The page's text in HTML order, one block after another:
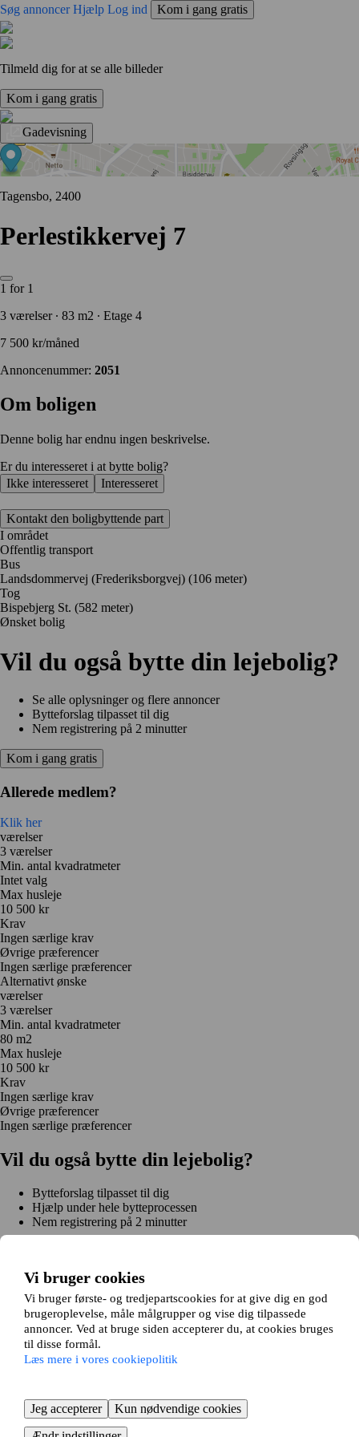
Søg annoncerHjælp Log ind Kom i gang gratis
Tilmeld dig for at se alle billeder
Kom i gang gratis
Gadevisning
Tagensbo, 2400
Perlestikkervej 7
1 for 1
3 værelser ∙ 83 m2 ∙ Etage 4
7 500 kr/måned
Annoncenummer: 2051
Om boligen
Denne bolig har endnu ingen beskrivelse.
Er du interesseret i at bytte bolig?
Ikke interesseret
Interesseret
Kontakt den boligbyttende part
I området
Offentlig transport
Bus
Landsdommervej (Frederiksborgvej) (106 meter)
Tog
Bispebjerg St. (582 meter)
Ønsket bolig
Vil du også bytte din lejebolig?
Se alle oplysninger og flere annoncer
Bytteforslag tilpasset til dig
Nem registrering på 2 minutter
Kom i gang gratis
Allerede medlem?
Klik her
værelser
3 værelser
Min. antal kvadratmeter
Intet valg
Max husleje
10 500 kr
Krav
Ingen særlige krav
Øvrige præferencer
Ingen særlige præferencer
Alternativt ønske
værelser
3 værelser
Min. antal kvadratmeter
80 m2
Max husleje
10 500 kr
Krav
Ingen særlige krav
Øvrige præferencer
Ingen særlige præferencer
Vil du også bytte din lejebolig?
Bytteforslag tilpasset til dig
Hjælp under hele bytteprocessen
Nem registrering på 2 minutter
Kom i gang gratis Søg annoncer
Læs mere
Nyheder og tips
Om Hjembytte.dk
Om osGenerelle vilkår og betingelserCookiepolitikSitemap
Kundeservice
Hjælp
© 2004-2024 Hjembytte.dk
Vi bruger cookies
Vi bruger første- og tredjepartscookies for at give dig en god
brugeroplevelse, måle målgrupper og vise dig tilpassede
annoncer. Ved at bruge siden accepterer du, at cookies bruges
til disse formål.
Læs mere i vores cookiepolitik
Jeg accepterer
Kun nødvendige cookies